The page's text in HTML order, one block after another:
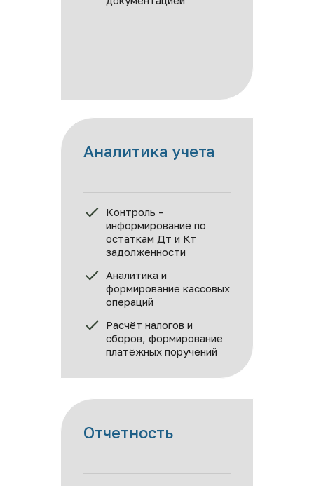
Аналитика учета
Контроль -
информирование по
остаткам Дт и Кт
задолженности
Аналитика и
формирование кассовых
операций
Расчёт налогов и
сборов, формирование
платёжных поручений
Отчетность